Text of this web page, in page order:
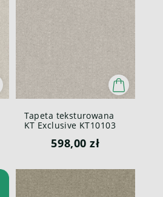
Tapeta teksturowana
KT Exclusive KT10103
598,00 zł